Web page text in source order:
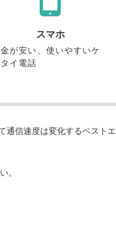
スマホ
が安い、使いやすいケ
イ電話
通信速度は変化するベストエ
。